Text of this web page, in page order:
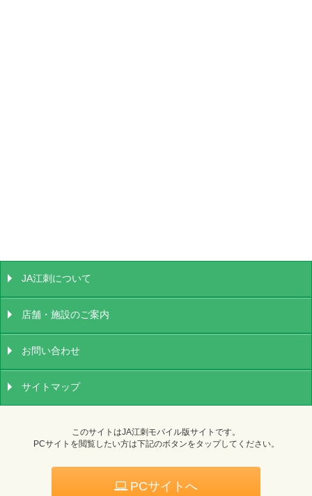
JA江刺について
店舗・施設のご案内
お問い合わせ
サイトマップ
このサイトはJA江刺モバイル版サイトです。
PCサイトを閲覧したい方は下記のボタンをタップしてください。
PCサイトへ